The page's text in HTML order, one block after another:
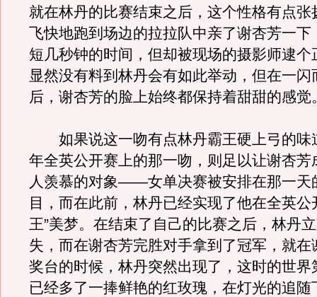
就在林丹的比赛结束之后，这个性格有点张
飞快地跑到场边的拉拉队中亲了谢杏芳一下
短几秒钟的时间，但却被现场的摄影师逮个
显然没有料到林丹会有如此举动，但在一闪
后，谢杏芳的脸上始终都保持着甜甜的感觉
如果说这一吻有点林丹霸王硬上弓的味
年全英公开赛上的那一吻，则足以让谢杏芳
人羡慕的对象——女单决赛被安排在那一天
目，而在此前，林丹已经实现了他在全英公
王”美梦。在结束了自己的比赛之后，林丹
失，而在谢杏芳完胜对手拿到了冠军，就在
奖台的时候，林丹突然出现了，这时的世界
已经多了一捧鲜艳的红玫瑰，在灯光的追随